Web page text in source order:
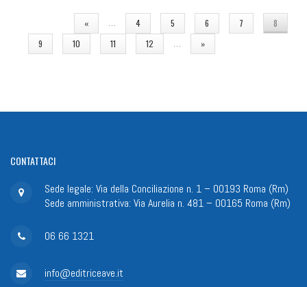
« … 4 5 6 7
8
9
10 11 12 … »
CONTATTACI
Sede legale: Via della Conciliazione n. 1 – 00193 Roma (Rm)
Sede amministrativa: Via Aurelia n. 481 – 00165 Roma (Rm)
06 66 1321
info@editriceave.it